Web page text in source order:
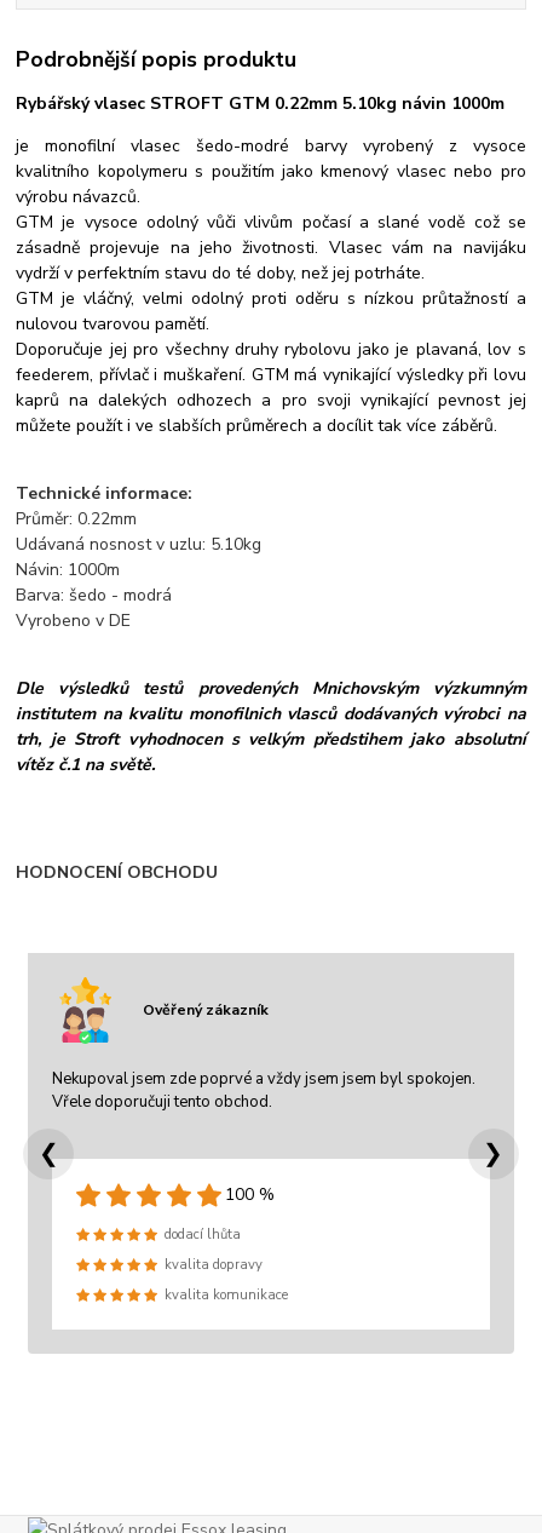
Podrobnější popis produktu
Rybářský vlasec STROFT GTM 0.22mm 5.10kg návin 1000m
je monofilní vlasec šedo-modré barvy vyrobený z vysoce
kvalitního kopolymeru s použitím jako kmenový vlasec nebo pro
výrobu návazců.
GTM je vysoce odolný vůči vlivům počasí a slané vodě což se
zásadně projevuje na jeho životnosti. Vlasec vám na navijáku
vydrží v perfektním stavu do té doby, než jej potrháte.
GTM je vláčný, velmi odolný proti oděru s nízkou průtažností a
nulovou tvarovou pamětí.
Doporučuje jej pro všechny druhy rybolovu jako je plavaná, lov s
feederem, přívlač i muškaření. GTM má vynikající výsledky při lovu
kaprů na dalekých odhozech a pro svoji vynikající pevnost jej
můžete použít i ve slabších průměrech a docílit tak více záběrů.
Technické informace:
Průměr: 0.22mm
Udávaná nosnost v uzlu: 5.10kg
Návin: 1000m
Barva: šedo - modrá
Vyrobeno v DE
Dle výsledků testů provedených Mnichovským výzkumným
institutem na kvalitu monofilnich vlasců dodávaných výrobci na
trh, je Stroft vyhodnocen s velkým předstihem jako absolutní
vítěz č.1 na světě.
HODNOCENÍ OBCHODU
Ověřený zákazník
Nekupoval jsem zde poprvé a vždy jsem jsem byl spokojen.
Vřele doporučuji tento obchod.
100 %
dodací lhůta
kvalita dopravy
kvalita komunikace
❮ ❯